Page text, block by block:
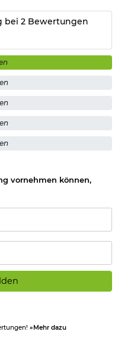
bei 2 Bewertungen
vornehmen können,
»Mehr dazu